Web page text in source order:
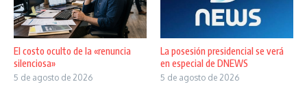
El costo oculto de la «renuncia
silenciosa»
5 de agosto de 2026
La posesión presidencial se verá
en especial de DNEWS
5 de agosto de 2026